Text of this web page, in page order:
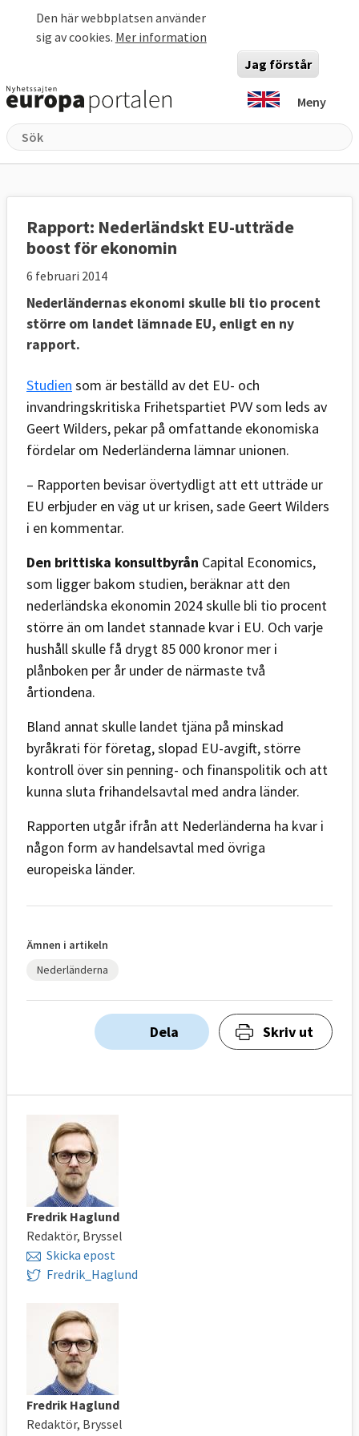
Den här webbplatsen använder
sig av cookies. Mer information
Jag förstår
Meny
Rapport: Nederländskt EU-utträde
boost för ekonomin
6 februari 2014
Nederländernas ekonomi skulle bli tio procent
större om landet lämnade EU, enligt en ny
rapport.
Studien som är beställd av det EU- och
invandringskritiska Frihetspartiet PVV som leds av
Geert Wilders, pekar på omfattande ekonomiska
fördelar om Nederländerna lämnar unionen.
– Rapporten bevisar övertydligt att ett utträde ur
EU erbjuder en väg ut ur krisen, sade Geert Wilders
i en kommentar.
Den brittiska konsultbyrån Capital Economics,
som ligger bakom studien, beräknar att den
nederländska ekonomin 2024 skulle bli tio procent
större än om landet stannade kvar i EU. Och varje
hushåll skulle få drygt 85 000 kronor mer i
plånboken per år under de närmaste två
årtiondena.
Bland annat skulle landet tjäna på minskad
byråkrati för företag, slopad EU-avgift, större
kontroll över sin penning- och finanspolitik och att
kunna sluta frihandelsavtal med andra länder.
Rapporten utgår ifrån att Nederländerna ha kvar i
någon form av handelsavtal med övriga
europeiska länder.
Ämnen i artikeln
Nederländerna
Dela Skriv ut
Fredrik Haglund
Redaktör, Bryssel
Skicka epost
Fredrik_Haglund
Fredrik Haglund
Redaktör, Bryssel